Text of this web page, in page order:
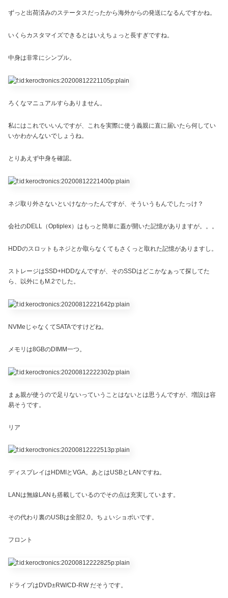
ずっと出荷済みのステータスだったから海外からの発送になるんですかね。
いくらカスタマイズできるとはいえちょっと長すぎですね。
中身は非常にシンプル。
ろくなマニュアルすらありません。
私にはこれでいいんですが、これを実際に使う義親に直に届いたら何してい
いかわかんないでしょうね。
とりあえず中身を確認。
ネジ取り外さないといけなかったんですが、そういうもんでしたっけ？
会社のDELL（Optiplex）はもっと簡単に蓋が開いた記憶がありますが。。。
HDDのスロットもネジとか取らなくてもさくっと取れた記憶がありますし。
ストレージはSSD+HDDなんですが、そのSSDはどこかなぁって探してた
ら、以外にもM.2でした。
NVMeじゃなくてSATAですけどね。
メモリは8GBのDIMM一つ。
まぁ親が使うので足りないっていうことはないとは思うんですが、増設は容
易そうです。
リア
ディスプレイはHDMIとVGA。あとはUSBとLANですね。
LANは無線LANも搭載しているのでその点は充実しています。
その代わり裏のUSBは全部2.0。ちょいショボいです。
フロント
ドライブはDVD±RW/CD-RW だそうです。